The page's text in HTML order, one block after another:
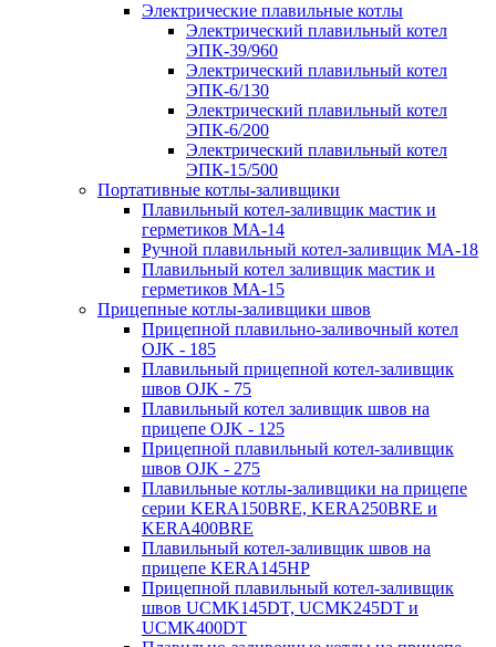
Электрические плавильные котлы
Электрический плавильный котел
ЭПК-39/960
Электрический плавильный котел
ЭПК-6/130
Электрический плавильный котел
ЭПК-6/200
Электрический плавильный котел
ЭПК-15/500
Портативные котлы-заливщики
Плавильный котел-заливщик мастик и
герметиков МА-14
Ручной плавильный котел-заливщик МА-18
Плавильный котел заливщик мастик и
герметиков МА-15
Прицепные котлы-заливщики швов
Прицепной плавильно-заливочный котел
OJK - 185
Плавильный прицепной котел-заливщик
швов OJK - 75
Плавильный котел заливщик швов на
прицепе OJK - 125
Прицепной плавильный котел-заливщик
швов OJK - 275
Плавильные котлы-заливщики на прицепе
серии KERA150BRE, KERA250BRE и
KERA400BRE
Плавильный котел-заливщик швов на
прицепе KERA145HP
Прицепной плавильный котел-заливщик
швов UCMK145DT, UCMK245DT и
UCMK400DT